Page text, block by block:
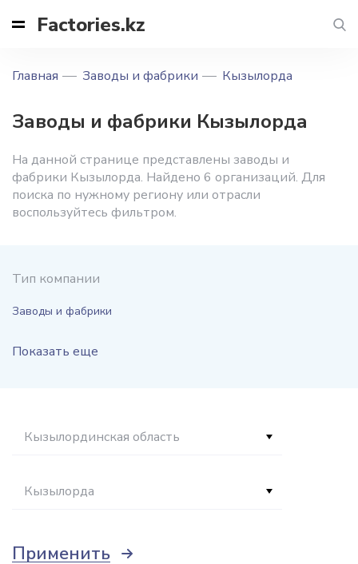
Factories.kz
Главная Заводы и фабрики Кызылорда
Заводы и фабрики Кызылорда
На данной странице представлены заводы и
фабрики Кызылорда. Найдено 6 организаций. Для
поиска по нужному региону или отрасли
воспользуйтесь фильтром.
Тип компании
Заводы и фабрики
Показать еще
Кызылординская область
Кызылорда
Применить